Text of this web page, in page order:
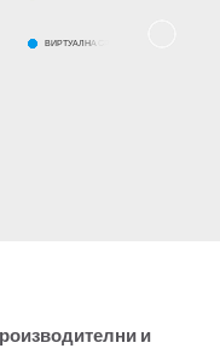
ВИРТУАЛНА
и